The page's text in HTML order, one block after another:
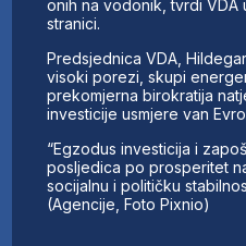
onih na vodonik, tvrdi VDA
stranici.
Predsjednica VDA,
visoki porezi, skupi
prekomjerna birokratija
investicije usmjere van
“Egzodus investicija i
posljedica po prosperitet
socijalnu i političku
(Agencije, Foto Pixnio)